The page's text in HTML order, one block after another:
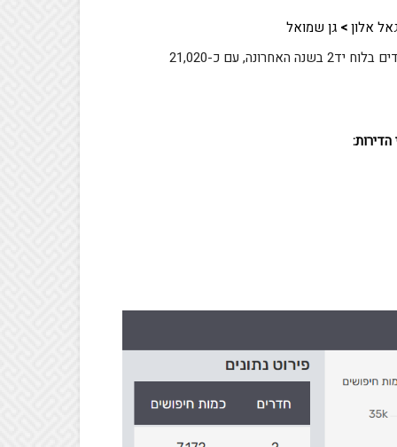
אלון> גן שמואל
מובילה בכמות החיפושים הייחודים בלוח יד2 בשנה האחרונה, עם כ-21,020
: